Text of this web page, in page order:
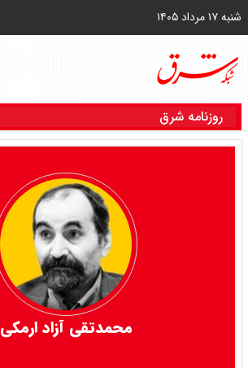
شنبه ۱۷ مرداد ۱۴۰۵
روزنامه شرق
محمدتقی آزاد ارمکی